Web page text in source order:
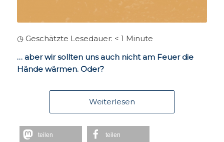
◷ Geschätzte Lesedauer: < 1 Minute
… aber wir sollten uns auch nicht am Feuer die
Hände wärmen. Oder?
Weiterlesen
teilen teilen